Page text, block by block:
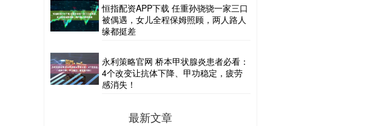
恒指配资APP下载 任重孙骁骁一家三口
被偶遇，女儿全程保姆照顾，两人路人
缘都挺差
永利策略官网 桥本甲状腺炎患者必看：
4个改变让抗体下降、甲功稳定，疲劳
感消失！
最新文章